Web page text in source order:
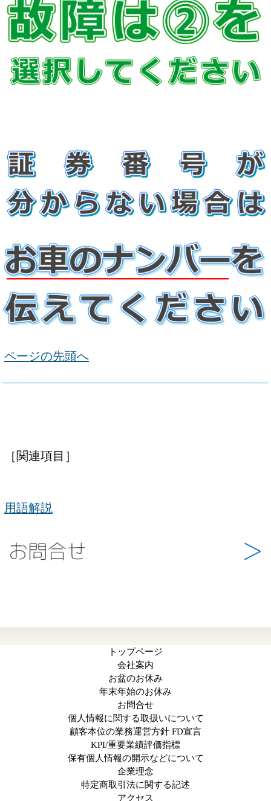
ページの先頭へ
［関連項目］
用語解説
トップページ
会社案内
お盆のお休み
年末年始のお休み
お問合せ
個人情報に関する取扱いについて
顧客本位の業務運営方針 FD宣言
KPI/重要業績評価指標
保有個人情報の開示などについて
企業理念
特定商取引法に関する記述
アクセス